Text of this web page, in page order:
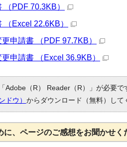
PDF 70.3KB）
Excel 22.6KB）
申請書 （PDF 97.7KB）
申請書 （Excel 36.9KB）
Adobe（R） Reader（R）」が必要で
ドウ） からダウンロード（無料）して
、ページのご感想をお聞かせく